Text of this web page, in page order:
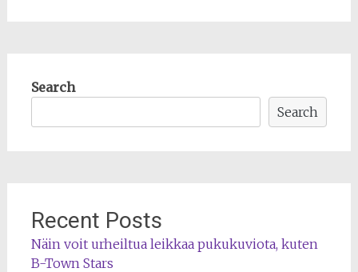
Search
Search
Recent Posts
Näin voit urheiltua leikkaa pukukuviota, kuten
B-Town Stars